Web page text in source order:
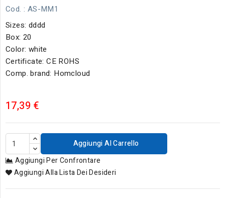
Cod. : AS-MM1
Sizes: dddd
Box: 20
Color: white
Certificate: CE ROHS
Comp. brand: Homcloud
17,39 €
Aggiungi Al Carrello
Aggiungi Per Confrontare
Aggiungi Alla Lista Dei Desideri